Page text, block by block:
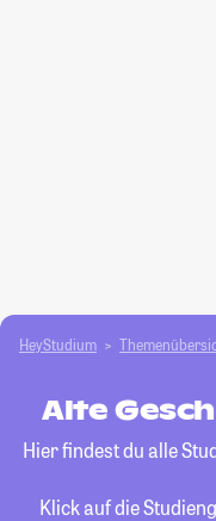
HeyStudium
Alte
Hier findest du alle
Klick auf die